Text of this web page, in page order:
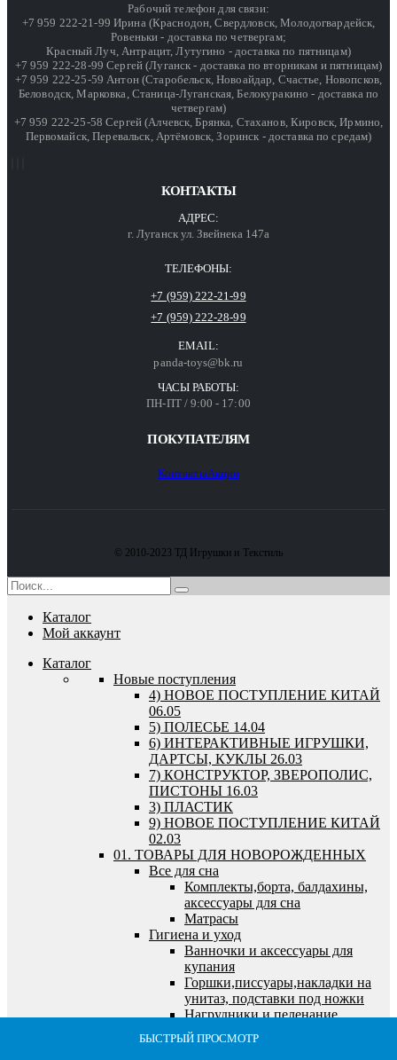
БЫСТРЫЙ ПРОСМОТР
БЫСТРЫЙ ПРОСМОТР
БЫСТРЫЙ ПРОСМОТР
БЫСТРЫЙ ПРОСМОТР
БЫСТРЫЙ ПРОСМОТР
БЫСТРЫЙ ПРОСМОТР
БЫСТРЫЙ ПРОСМОТР
БЫСТРЫЙ ПРОСМОТР
БЫСТРЫЙ ПРОСМОТР
БЫСТРЫЙ ПРОСМОТР
Рабочий телефон для связи:
+7 959 222-21-99 Ирина (Краснодон, Свердловск, Молодогвардейск,
Ровеньки - доставка по четвергам;
Красный Луч, Антрацит, Лутугино - доставка по пятницам)
+7 959 222-28-99 Сергей (Луганск - доставка по вторникам и пятницам)
+7 959 222-25-59 Антон (Старобельск, Новоайдар, Счастье, Новопсков,
Беловодск, Марковка, Станица-Луганская, Белокуракино - доставка по
четвергам)
+7 959 222-25-58 Сергей (Алчевск, Брянка, Стаханов, Кировск, Ирмино,
Первомайск, Перевальск, Артёмовск, Зоринск - доставка по средам)
КОНТАКТЫ
АДРЕС:
г. Луганск ул. Звейнека 147а
ТЕЛЕФОНЫ:
+7 (959) 222-21-99
+7 (959) 222-28-99
EMAIL:
panda-toys@bk.ru
ЧАСЫ РАБОТЫ:
ПН-ПТ / 9:00 - 17:00
ПОКУПАТЕЛЯМ
КонтактыАкции
© 2010-2023 ТД Игрушки и Текстиль
Каталог
Мой аккаунт
Каталог
Новые поступления
4) НОВОЕ ПОСТУПЛЕНИЕ КИТАЙ
06.05
5) ПОЛЕСЬЕ 14.04
6) ИНТЕРАКТИВНЫЕ ИГРУШКИ,
ДАРТСЫ, КУКЛЫ 26.03
7) КОНСТРУКТОР, ЗВЕРОПОЛИС,
ПИСТОНЫ 16.03
3) ПЛАСТИК
9) НОВОЕ ПОСТУПЛЕНИЕ КИТАЙ
02.03
01. ТОВАРЫ ДЛЯ НОВОРОЖДЕННЫХ
Все для сна
Комплекты,борта, балдахины,
аксессуары для сна
Матрасы
Гигиена и уход
Ванночки и аксессуары для
купания
Горшки,писсуары,накладки на
унитаз, подставки под ножки
Нагрудники и пеленание
Детская мебель и автокресла
Автокресла